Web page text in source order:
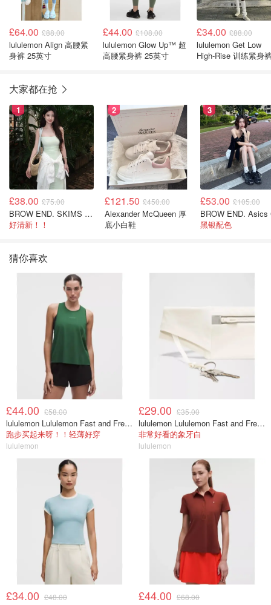
£64.00 £88.00
lululemon Align 高腰紧
身裤 25英寸
£44.00 £108.00
lululemon Glow Up™ 超
高腰紧身裤 25英寸
£34.00 £88.00
lululemon Get Low
High-Rise 训练紧身
大家都在抢
1
£38.00 £75.00
BROW END. SKIMS Cotton Rib 长款背心连衣裙 薄荷绿
好清新！！
2
£121.50 £450.00
Alexander McQueen 厚
底小白鞋
3
£53.00 £105.00
黑银配色
猜你喜欢
£44.00 £58.00
lululemon Lululemon Fast and Free 女士背心
跑步买起来呀！！轻薄好穿
lululemon
£29.00 £35.00
lululemon Lululemon Fast and Free 跑步腰包
非常好看的象牙白
lululemon
£34.00 £48.00 £44.00 £68.00